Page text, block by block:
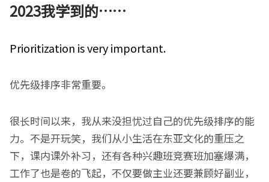
2023我学到的……
Prioritization is very important.
优先级排序非常重要。
很长时间以来，我从来没担忧过自己的优先级排序的能
力。不是开玩笑，我们从小生活在东亚文化的重压之
下，课内课外补习，还有各种兴趣班竞赛班加塞爆满，
工作了也是卷的飞起，不仅要做主业还要兼顾好副业，